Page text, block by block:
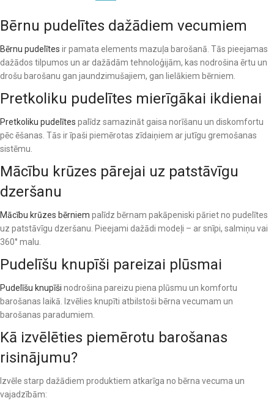
Bērnu pudelītes dažādiem vecumiem
Bērnu pudelītes ir pamata elements mazuļa barošanā. Tās pieejamas
dažādos tilpumos un ar dažādām tehnoloģijām, kas nodrošina ērtu un
drošu barošanu gan jaundzimušajiem, gan lielākiem bērniem.
Pretkoliku pudelītes mierīgākai ikdienai
Pretkoliku pudelītes palīdz samazināt gaisa norīšanu un diskomfortu
pēc ēšanas. Tās ir īpaši piemērotas zīdaiņiem ar jutīgu gremošanas
sistēmu.
Mācību krūzes pārejai uz patstāvīgu
dzeršanu
Mācību krūzes bērniem palīdz bērnam pakāpeniski pāriet no pudelītes
uz patstāvīgu dzeršanu. Pieejami dažādi modeļi – ar snīpi, salmiņu vai
360° malu.
Pudelīšu knupīši pareizai plūsmai
Pudelīšu knupīši nodrošina pareizu piena plūsmu un komfortu
barošanas laikā. Izvēlies knupīti atbilstoši bērna vecumam un
barošanas paradumiem.
Kā izvēlēties piemērotu barošanas
risinājumu?
Izvēle starp dažādiem produktiem atkarīga no bērna vecuma un
vajadzībām: